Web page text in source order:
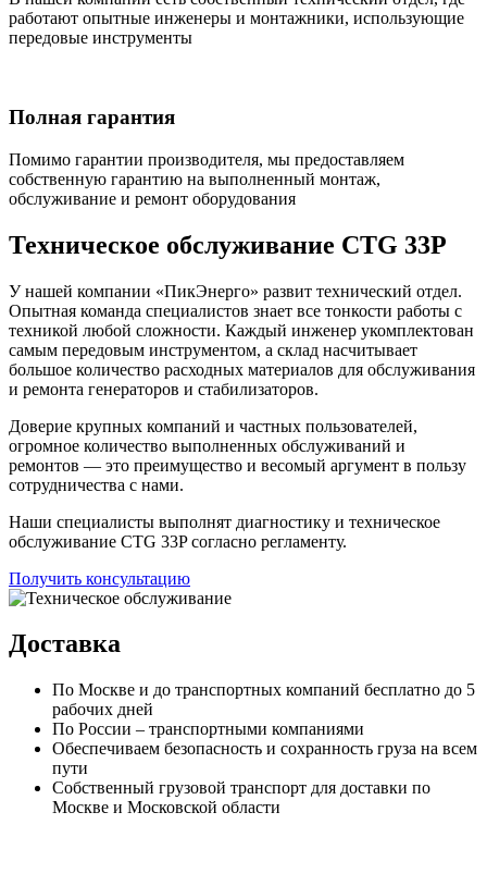
работают опытные инженеры и монтажники, использующие
передовые инструменты
Полная гарантия
Помимо гарантии производителя, мы предоставляем
собственную гарантию на выполненный монтаж,
обслуживание и ремонт оборудования
Техническое обслуживание CTG 33P
У нашей компании «ПикЭнерго» развит технический отдел.
Опытная команда специалистов знает все тонкости работы с
техникой любой сложности. Каждый инженер укомплектован
самым передовым инструментом, а склад насчитывает
большое количество расходных материалов для обслуживания
и ремонта генераторов и стабилизаторов.
Доверие крупных компаний и частных пользователей,
огромное количество выполненных обслуживаний и
ремонтов — это преимущество и весомый аргумент в пользу
сотрудничества с нами.
Наши специалисты выполнят диагностику и техническое
обслуживание CTG 33P согласно регламенту.
Получить консультацию
Доставка
По Москве и до транспортных компаний бесплатно до 5
рабочих дней
По России – транспортными компаниями
Обеспечиваем безопасность и сохранность груза на всем
пути
Собственный грузовой транспорт для доставки по
Москве и Московской области